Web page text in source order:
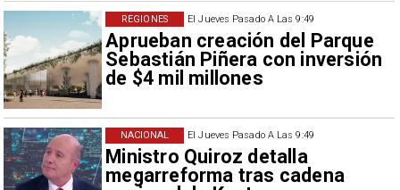
El Jueves Pasado A Las 9:49
Aprueban creación del Parque
Sebastián Piñera con inversión
de $4 mil millones
REGIONES
El Jueves Pasado A Las 9:49
Ministro Quiroz detalla
megarreforma tras cadena
NACIONAL